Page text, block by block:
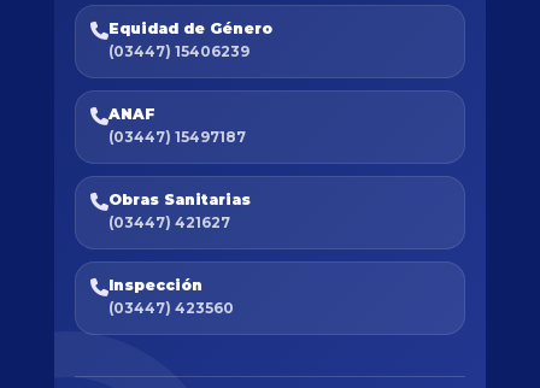
Equidad de Género
(03447) 15406239
ANAF
(03447) 15497187
Obras Sanitarias
(03447) 421627
Inspección
(03447) 423560